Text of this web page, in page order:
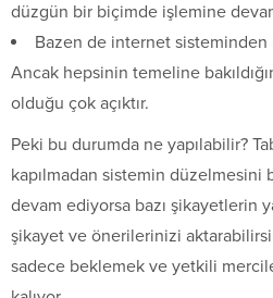
düzgün bir biçimde işlemine
Bazen de internet sisteminden
Ancak hepsinin temeline
olduğu çok açıktır.
Peki bu durumda ne yapılabilir?
kapılmadan sistemin düzelmesini
devam ediyorsa bazı şikayetlerin
şikayet ve önerilerinizi
sadece beklemek ve yetkili